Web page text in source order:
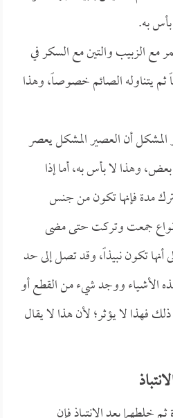
به.
مع الزبيب والتين مع السكر في
ثم يتناوله الصائم خصوصاً، وهذا
المشكل أن العصير المشكل يعصر
وهذا لا بأس به، أما إذا
مدة فإنها تكون من جنس
أنواع جمعت وتركت حتى مضى
تكون نبيذاً، وقد تصل إلى حد
الأشياء ووجد شيء من القطع أو
فهذا لا يؤثر؛ لأن هذا لا يقال